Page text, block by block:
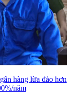
hàng lừa đảo hơn
năm